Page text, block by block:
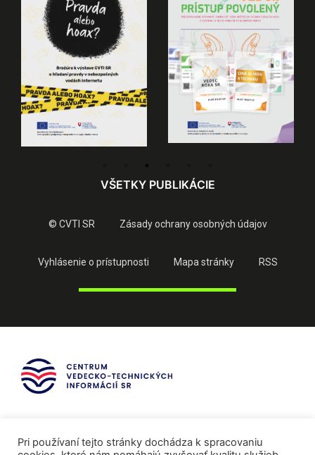
VŠETKY PUBLIKÁCIE
© CVTI SR Zásady ochrany osobných údajov
Vyhlásenie o prístupnosti Mapa stránky RSS
Pri používaní tejto stránky dochádza k spracovaniu